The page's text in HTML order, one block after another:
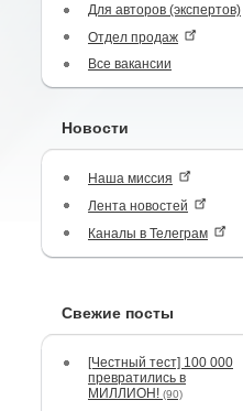
Для авторов (экспертов)
Отдел продаж
Все вакансии
Новости
Наша миссия
Лента новостей
Каналы в Телеграм
Свежие посты
[Честный тест] 100 000
превратились в
МИЛЛИОН! (90)